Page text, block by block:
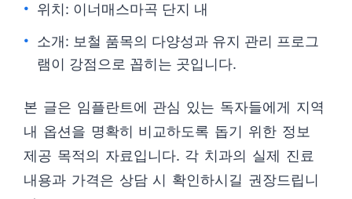
위치: 이너매스마곡 단지 내
소개: 보철 품목의 다양성과 유지 관리 프로그
램이 강점으로 꼽히는 곳입니다.
본 글은 임플란트에 관심 있는 독자들에게 지역
내 옵션을 명확히 비교하도록 돕기 위한 정보
제공 목적의 자료입니다. 각 치과의 실제 진료
내용과 가격은 상담 시 확인하시길 권장드립니